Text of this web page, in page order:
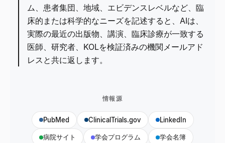
ム、患者集団、地域、エビデンスレベルなど、臨
床的または科学的なニーズを記述すると、AIは、
実際の最近の出版物、講演、臨床診療が一致する
医師、研究者、KOLを検証済みの機関メールアド
レスと共に返します。
情報源
PubMed ClinicalTrials.gov LinkedIn
病院サイト 学会プログラム 学会名簿